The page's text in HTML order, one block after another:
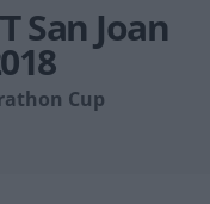
San Joan
Cup